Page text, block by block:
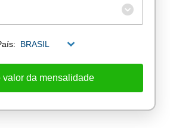
de trabalho
BRASIL
valor da mensalidade